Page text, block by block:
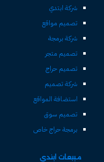
شركة ابتدي
تصميم مواقع
شركة برمجة
تصميم متجر
تصميم حراج
شركة تصميم
استضافة المواقع
تصميم سوق
برمجة حراج خاص
مبيعات ابتدي